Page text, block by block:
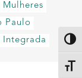
Mulheres
Paulo
Integrada